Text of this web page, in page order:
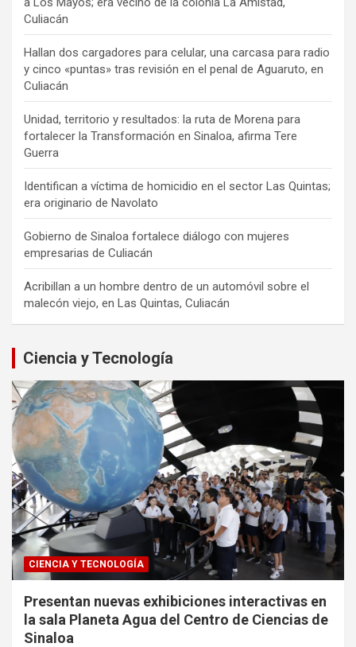
Culiacán
Hallan dos cargadores para celular, una carcasa para radio
y cinco «puntas» tras revisión en el penal de Aguaruto, en
Culiacán
Unidad, territorio y resultados: la ruta de Morena para
fortalecer la Transformación en Sinaloa, afirma Tere
Guerra
Identifican a víctima de homicidio en el sector Las Quintas;
era originario de Navolato
Gobierno de Sinaloa fortalece diálogo con mujeres
empresarias de Culiacán
Acribillan a un hombre dentro de un automóvil sobre el
malecón viejo, en Las Quintas, Culiacán
Ciencia y Tecnología
CIENCIA Y TECNOLOGÍA
Presentan nuevas exhibiciones interactivas en
la sala Planeta Agua del Centro de Ciencias de
Sinaloa